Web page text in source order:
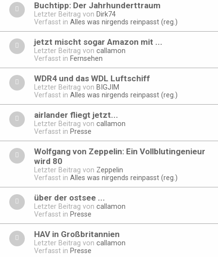
Buchtipp: Der Jahrhunderttraum
Letzter Beitrag von Dirk74
Verfasst in Alles was nirgends reinpasst (reg.)
jetzt mischt sogar Amazon mit ...
Letzter Beitrag von callamon
Verfasst in Fernsehen
WDR4 und das WDL Luftschiff
Letzter Beitrag von BIGJIM
Verfasst in Alles was nirgends reinpasst (reg.)
airlander fliegt jetzt...
Letzter Beitrag von callamon
Verfasst in Presse
Wolfgang von Zeppelin: Ein Vollblutingenieur
wird 80
Letzter Beitrag von Zeppelin
Verfasst in Alles was nirgends reinpasst (reg.)
über der ostsee ...
Letzter Beitrag von callamon
Verfasst in Presse
HAV in Großbritannien
Letzter Beitrag von callamon
Verfasst in Presse